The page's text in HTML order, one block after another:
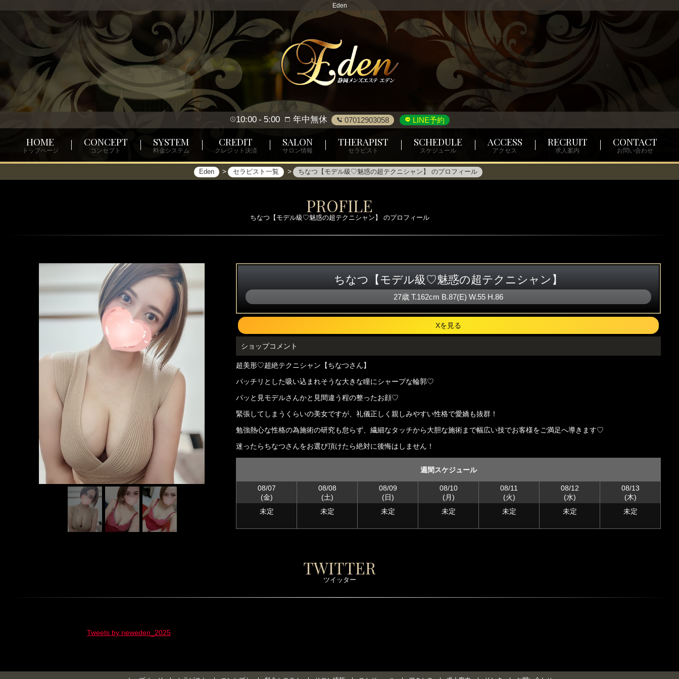
Eden
10:00 5:00 年中無休 07012903058 LINE予約
HOME
トップページ
CONCEPT
コンセプト
SYSTEM
料金システム
CREDIT
クレジット決済
SALON
サロン情報
THERAPIST
セラピスト
SCHEDULE
スケジュール
ACCESS
アクセス
RECRUIT
求人案内
CONTACT
お問い合わせ
Eden セラピスト一覧 ちなつ【モデル級♡魅惑の超テクニシャン】 のプロフィール
PROFILE
ちなつ【モデル級♡魅惑の超テクニシャン】 のプロフィール
ちなつ【モデル級♡魅惑の超テクニシャン】
27歳 T.162cm B.87(E) W.55 H.86
Xを見る
ショップコメント
超美形♡超絶テクニシャン【ちなつさん】
パッチリとした吸い込まれそうな大きな瞳にシャープな輪郭♡
パッと見モデルさんかと見間違う程の整ったお顔♡
緊張してしまうくらいの美女ですが、礼儀正しく親しみやすい性格で愛嬌も抜群！
勉強熱心な性格の為施術の研究も怠らず、繊細なタッチから大胆な施術まで幅広い技でお客様をご満足へ導きます♡
迷ったらちなつさんをお選び頂けたら絶対に後悔はしません！
週間スケジュール
08/07
(金)
08/08
(土)
08/09
(日)
08/10
(月)
08/11
(火)
08/12
(水)
08/13
(木)
未定
未定 未定 未定 未定 未定 未定
TWITTER
ツイッター
Tweets by neweden_2025